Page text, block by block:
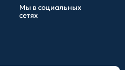
Мы в социальных
сетях